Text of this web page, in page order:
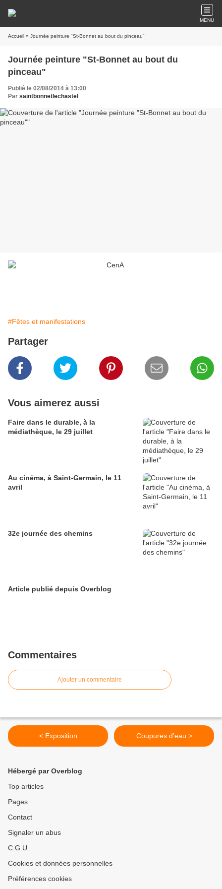
MENU
Accueil » Journée peinture "St-Bonnet au bout du pinceau"
Journée peinture "St-Bonnet au bout du
pinceau"
Publié le 02/08/2014 à 13:00
Par saintbonnetlechastel
#Fêtes et manifestations
Partager
Vous aimerez aussi
Faire dans le durable, à la
médiathèque, le 29 juillet
Au cinéma, à Saint-Germain, le 11
avril
32e journée des chemins
Article publié depuis Overblog
Commentaires
Ajouter un commentaire
< Exposition Coupures d'eau >
Hébergé par Overblog
Top articles
Pages
Contact
Signaler un abus
C.G.U.
Cookies et données personnelles
Préférences cookies